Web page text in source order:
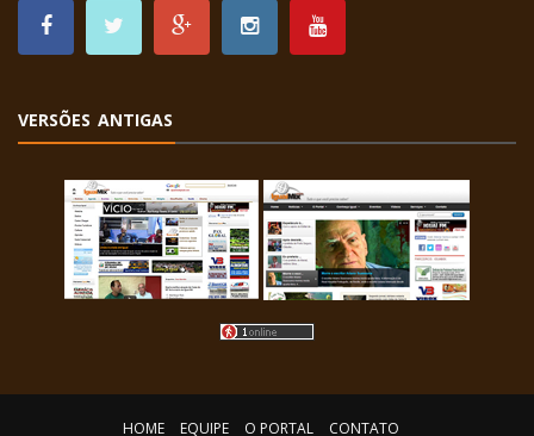
VERSÕES ANTIGAS
HOME EQUIPE O PORTAL CONTATO